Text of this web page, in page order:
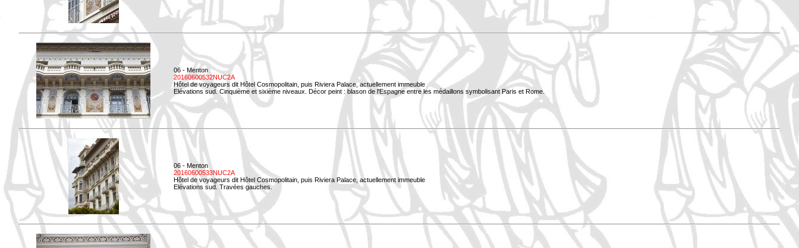
06 - Menton
20160600532NUC2A
Hôtel de voyageurs dit Hôtel Cosmopolitain, puis Riviera Palace, actuellement immeuble
Elévations sud. Cinquième et sixième niveaux. Décor peint : blason de l'Espagne entre les médaillons symbolisant Paris et Rome.
06 - Menton
20160600533NUC2A
Hôtel de voyageurs dit Hôtel Cosmopolitain, puis Riviera Palace, actuellement immeuble
Elévations sud. Travées gauches.